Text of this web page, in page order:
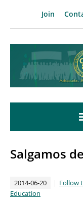
Join
Salgamos
2014-06-20 Follow
Education